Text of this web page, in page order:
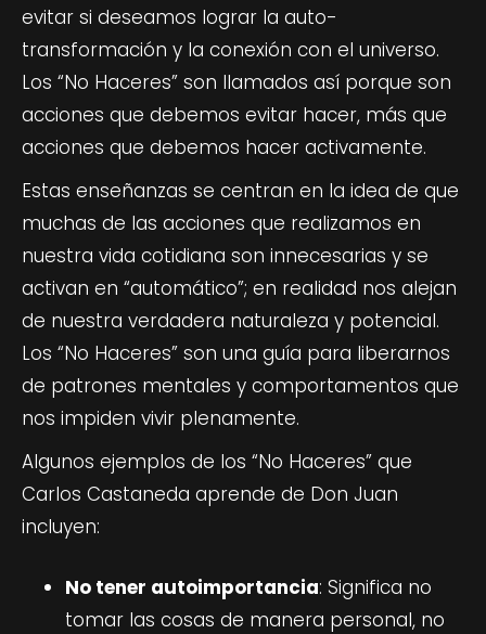
evitar si deseamos lograr la auto-
transformación y la conexión con el universo.
Los “No Haceres” son llamados así porque son
acciones que debemos evitar hacer, más que
acciones que debemos hacer activamente.
Estas enseñanzas se centran en la idea de que
muchas de las acciones que realizamos en
nuestra vida cotidiana son innecesarias y se
activan en “automático”; en realidad nos alejan
de nuestra verdadera naturaleza y potencial.
Los “No Haceres” son una guía para liberarnos
de patrones mentales y comportamentos que
nos impiden vivir plenamente.
Algunos ejemplos de los “No Haceres” que
Carlos Castaneda aprende de Don Juan
incluyen:
No tener autoimportancia: Significa no
tomar las cosas de manera personal, no